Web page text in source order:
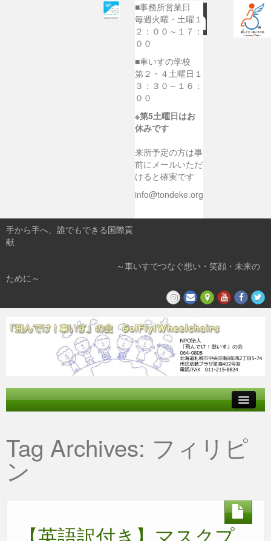
■事務所営業日
毎週火曜・土曜１
２：００～１７：
００
■車いすの学校
第２・４土曜日１
３：３０～１６：
００
※第5土曜日はお
休みです
来所予定の方は事
前にメールいただ
けると確実です
info@tondeke.org
手から手へ、誰でもできる国際貢
献
～車いすでつなぐ想い・笑顔・未来の
ために～
参加する
私たちの活動
Tag Archives: フィリピ
ン
【英語訳付き】マスクプ